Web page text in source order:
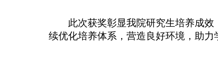
此次获奖彰显我院研究生培养成
续优化培养体系，营造良好环境，助